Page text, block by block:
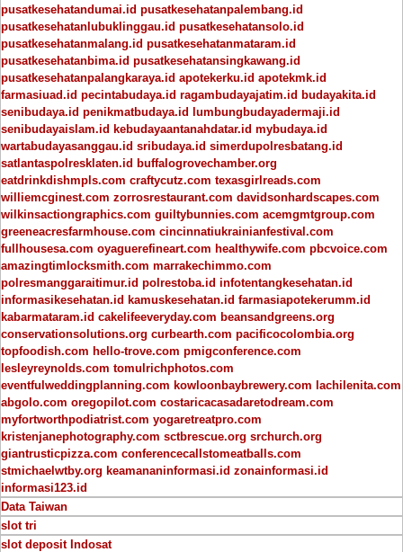
pusatkesehatandumai.id pusatkesehatanpalembang.id
pusatkesehatanlubuklinggau.id pusatkesehatansolo.id
pusatkesehatanmalang.id pusatkesehatanmataram.id
pusatkesehatanbima.id pusatkesehatansingkawang.id
pusatkesehatanpalangkaraya.id apotekerku.id apotekmk.id
farmasiuad.id pecintabudaya.id ragambudayajatim.id budayakita.id
senibudaya.id penikmatbudaya.id
lumbungbudayadermaji.id
senibudayaislam.id kebudayaantanahdatar.id mybudaya.id
wartabudayasanggau.id sribudaya.id simerdupolresbatang.id
satlantaspolresklaten.id buffalogrovechamber.org
eatdrinkdishmpls.com craftycutz.com texasgirlreads.com
williemcginest.com zorrosrestaurant.com davidsonhardscapes.com
wilkinsactiongraphics.com guiltybunnies.com acemgmtgroup.com
greeneacresfarmhouse.com cincinnatiukrainianfestival.com
fullhousesa.com oyaguerefineart.com healthywife.com pbcvoice.com
amazingtimlocksmith.com marrakechimmo.com
polresmanggaraitimur.id polrestoba.id infotentangkesehatan.id
informasikesehatan.id kamuskesehatan.id farmasiapotekerumm.id
kabarmataram.id cakelifeeveryday.com beansandgreens.org
conservationsolutions.org curbearth.com pacificocolombia.org
topfoodish.com hello-trove.com pmigconference.com
lesleyreynolds.com tomulrichphotos.com
eventfulweddingplanning.com kowloonbaybrewery.com lachilenita.com
abgolo.com oregopilot.com costaricacasadaretodream.com
myfortworthpodiatrist.com yogaretreatpro.com
kristenjanephotography.com sctbrescue.org srchurch.org
giantrusticpizza.com conferencecallstomeatballs.com
stmichaelwtby.org keamananinformasi.id zonainformasi.id
informasi123.id
Data Taiwan
slot tri
slot deposit Indosat